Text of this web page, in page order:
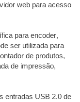
web para acesso
para encoder,
ser utilizada para
de produtos,
de impressão,
entradas USB 2.0 de